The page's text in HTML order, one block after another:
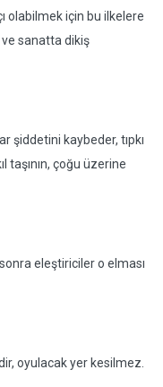
olabilmek için bu ilkelere
sanatta dikiş
şiddetini kaybeder, tıpkı
taşının, çoğu üzerine
eleştiriciler o elması
oyulacak yer kesilmez.